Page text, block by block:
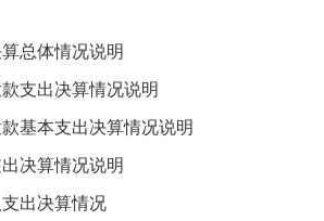
总体情况说明
支出决算情况说明
基本支出决算情况说明
决算情况说明
出决算情况